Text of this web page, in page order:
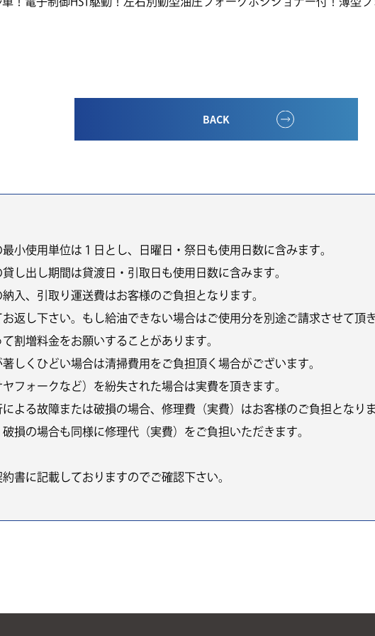
BACK
小使用単位は１日とし、日曜日・祭日も使用日数に含みます。
し出し期間は貸渡日・引取日も使用日数に含みます。
入、引取り運送費はお客様のご負担となります。
返し下さい。もし給油できない場合はご使用分を別途ご請求させて頂き
割増料金をお願いすることがあります。
しくひどい場合は清掃費用をご負担頂く場合がございます。
フォークなど）を紛失された場合は実費を頂きます。
よる故障または破損の場合、修理費（実費）はお客様のご負担となりま
損の場合も同様に修理代（実費）をご負担いただきます。
書に記載しておりますのでご確認下さい。